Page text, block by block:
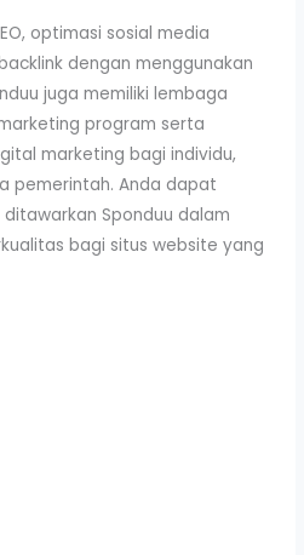
optimasi sosial media
dengan menggunakan
juga memiliki lembaga
program serta
marketing bagi individu,
pemerintah. Anda dapat
Sponduu dalam
bagi situs website yang